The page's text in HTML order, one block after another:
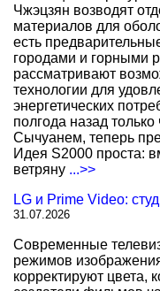
Чжэцзян возводят
материалов для
есть
городами и горными
рассматривают
технологии для
энергетических
полгода назад
Сычуанем, теперь
Идея S2000 проста:
ветряну ...>>
LG и Prime Video:
31.07.2026
Современные
режимов
корректируют цвета,